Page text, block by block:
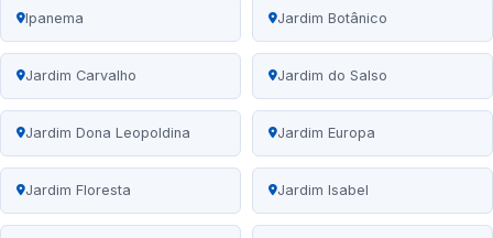
Ipanema Jardim Botânico
Jardim Carvalho Jardim do Salso
Jardim Dona Leopoldina Jardim Europa
Jardim Floresta Jardim Isabel